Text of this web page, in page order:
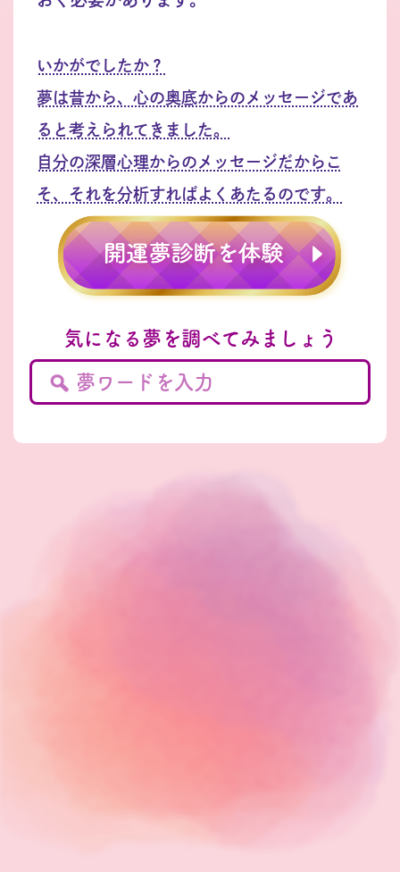
いかがでしたか？
夢は昔から、心の奥底からのメッセージであ
ると考えられてきました。
自分の深層心理からのメッセージだからこ
そ、それを分析すればよくあたるのです。
気になる夢を調べてみましょう